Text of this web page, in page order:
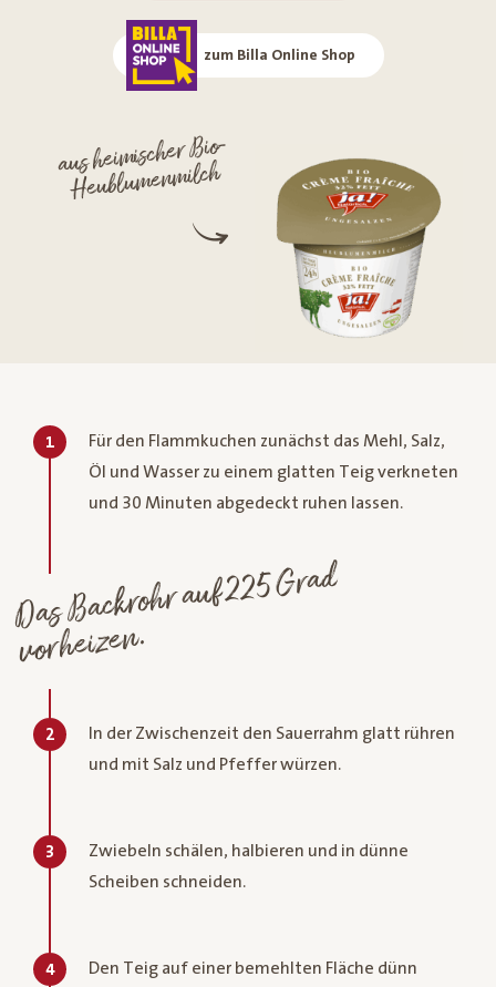
zum Billa Online Shop
aus heimischer Bio-
Heublumenmilch
1
Für den Flammkuchen zunächst das Mehl, Salz,
Öl und Wasser zu einem glatten Teig verkneten
und 30 Minuten abgedeckt ruhen lassen.
Das
Backrohr auf 225
Grad
vorheizen.
2
In der Zwischenzeit den Sauerrahm glatt rühren
und mit Salz und Pfeffer würzen.
3
Zwiebeln schälen, halbieren und in dünne
Scheiben schneiden.
4
Den Teig auf einer bemehlten Fläche dünn